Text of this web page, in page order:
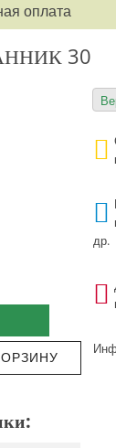
оплата
30
др.